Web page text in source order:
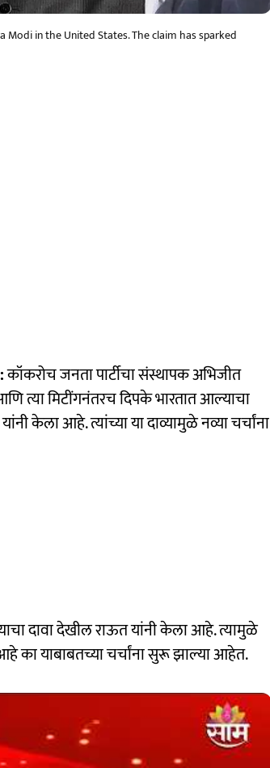
in the United States. The claim has sparked
कॉकरोच जनता पार्टीचा संस्थापक अभिजीत
त्या मिटींगनंतरच दिपके भारतात आल्याचा
आहे. त्यांच्या या दाव्यामुळे नव्या चर्चांना
दावा देखील राऊत यांनी केला आहे. त्यामुळे
याबाबतच्या चर्चांना सुरू झाल्या आहेत.